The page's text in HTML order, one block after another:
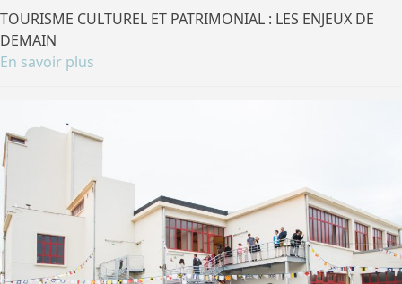
TOURISME CULTUREL ET PATRIMONIAL : LES ENJEUX DE
DEMAIN
En savoir plus